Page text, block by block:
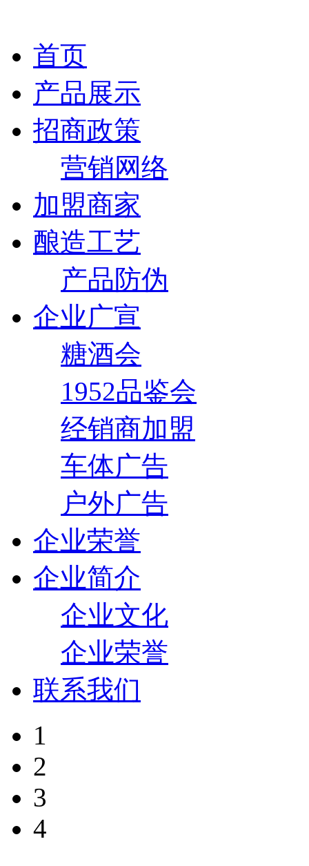
首页
产品展示
招商政策
营销网络
加盟商家
酿造工艺
产品防伪
企业广宣
糖酒会
1952品鉴会
经销商加盟
车体广告
户外广告
企业荣誉
企业简介
企业文化
企业荣誉
联系我们
1
2
3
4